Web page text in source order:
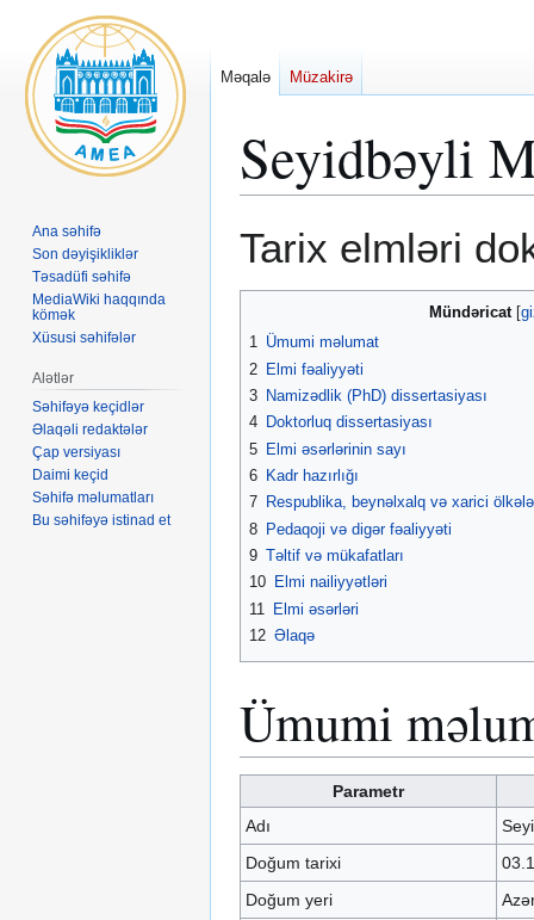
Seyidbəyli
keç
keç
Tarix elmləri
Mündəricat
1 Ümumi məlumat
2 Elmi fəaliyyəti
3 Namizədlik (PhD) dissertasiyası
4 Doktorluq dissertasiyası
5 Elmi əsərlərinin sayı
6 Kadr hazırlığı
7 Respublika, beynəlxalq və xarici
8 Pedaqoji və digər fəaliyyəti
9 Təltif və mükafatları
10 Elmi nailiyyətləri
11
Elmi əsərləri
12 Əlaqə
Ümumi
Parametr
Adı
Doğum tarixi
Doğum yeri
Məqalə Müzakirə
Ana səhifə
Son dəyişikliklər
Təsadüfi səhifə
MediaWiki haqqında
kömək
Xüsusi səhifələr
Alətlər
Səhifəyə keçidlər
Əlaqəli redaktələr
Çap versiyası
Daimi keçid
Səhifə məlumatları
Bu səhifəyə istinad et